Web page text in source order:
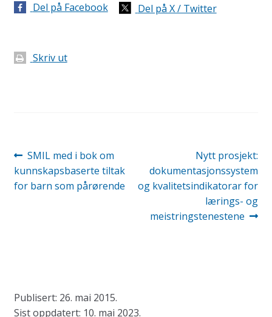
Del på Facebook Del på X / Twitter
Skriv ut
Innleggsnavigasjon
Forrige
innlegg:
​SMIL med i bok om
kunnskapsbaserte tiltak
for barn som pårørende
Neste
innlegg:
Nytt prosjekt:
dokumentasjonssystem
og kvalitetsindikatorar for
lærings- og
meistringstenestene
Publisert: 26. mai 2015.
Sist oppdatert: 10. mai 2023.